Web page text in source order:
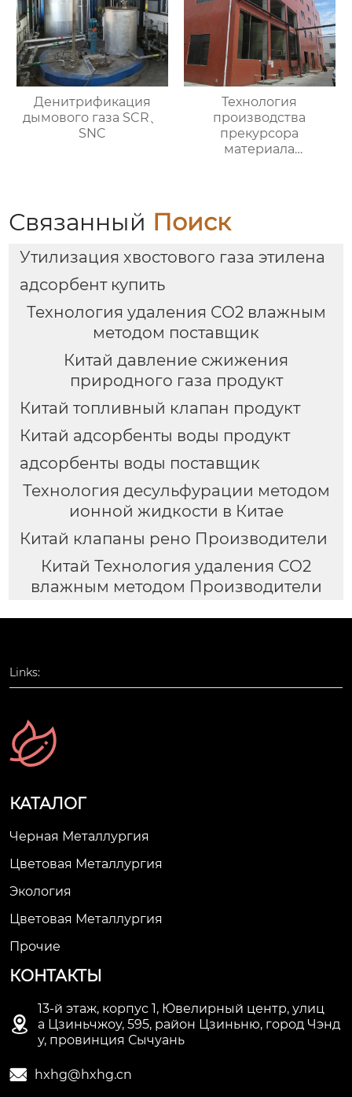
Денитрификация
дымового газа SCR、
SNC
Технология
производства
прекурсора
материала
Связанный Поиск
Утилизация хвостового газа этилена
адсорбент купить
Технология удаления СО2 влажным
методом поставщик
Китай давление сжижения
природного газа продукт
Китай топливный клапан продукт
Китай адсорбенты воды продукт
адсорбенты воды поставщик
Технология десульфурации методом
ионной жидкости в Китае
Китай клапаны рено Производители
Китай Технология удаления СО2
влажным методом Производители
Links:
КАТАЛОГ
Черная Металлургия
Цветовая Металлургия
Экология
Цветовая Металлургия
Прочие
КОНТАКТЫ

13-й этаж, корпус 1, Ювелирный центр, улиц
а Цзиньчжоу, 595, район Цзиньню, город Чэнд
у, провинция Сычуань
 hxhg@hxhg.cn